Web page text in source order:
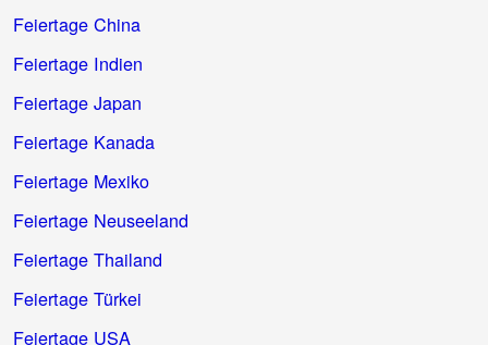
Feiertage China
Feiertage Indien
Feiertage Japan
Feiertage Kanada
Feiertage Mexiko
Feiertage Neuseeland
Feiertage Thailand
Feiertage Türkei
Feiertage USA